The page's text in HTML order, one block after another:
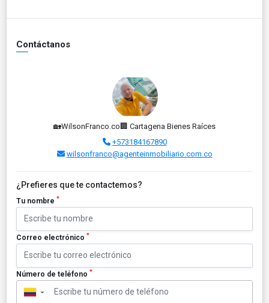
Contáctanos
🏡WilsonFranco.co🏢 Cartagena Bienes Raíces
+573184167890
wilsonfranco@agenteinmobiliario.com.co
¿Prefieres que te contactemos?
Tu nombre *
Correo electrónico *
Número de teléfono *
▼